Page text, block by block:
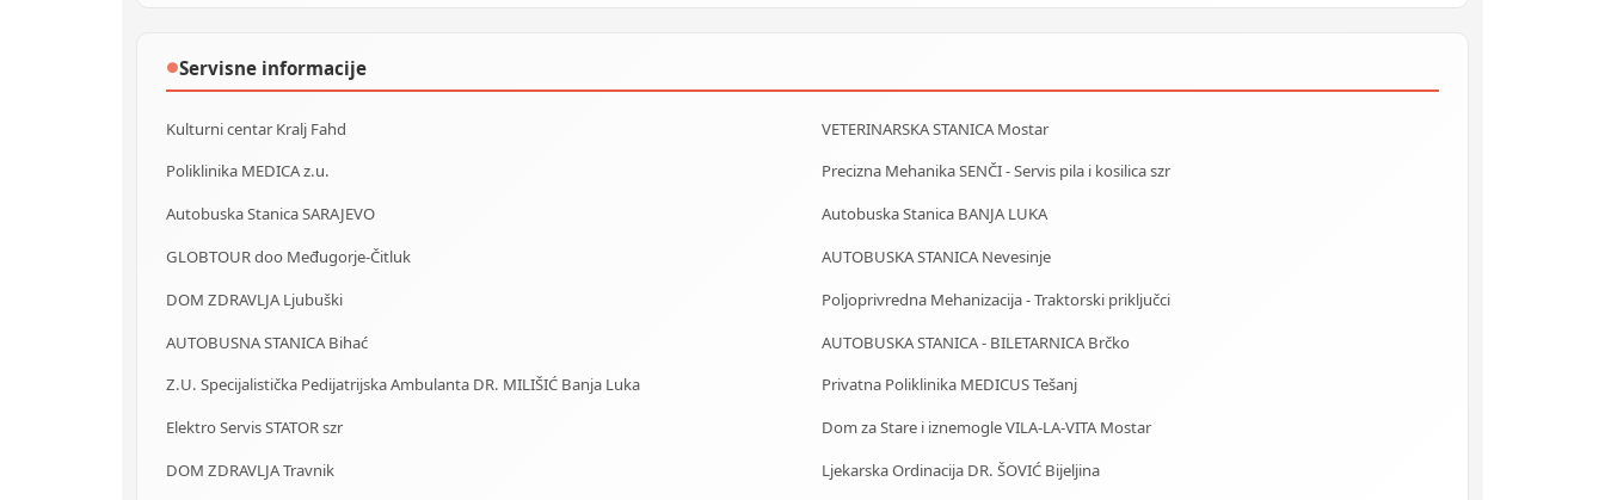
●Servisne informacije
Kulturni centar Kralj Fahd
VETERINARSKA STANICA Mostar
Poliklinika MEDICA z.u.
Precizna Mehanika SENČI - Servis pila i kosilica szr
Autobuska Stanica SARAJEVO
Autobuska Stanica BANJA LUKA
GLOBTOUR doo Međugorje-Čitluk
AUTOBUSKA STANICA Nevesinje
DOM ZDRAVLJA Ljubuški
Poljoprivredna Mehanizacija - Traktorski priključci
AUTOBUSNA STANICA Bihać
AUTOBUSKA STANICA - BILETARNICA Brčko
Z.U. Specijalistička Pedijatrijska Ambulanta DR. MILIŠIĆ Banja Luka
Privatna Poliklinika MEDICUS Tešanj
Elektro Servis STATOR szr
Dom za Stare i iznemogle VILA-LA-VITA Mostar
DOM ZDRAVLJA Travnik
Ljekarska Ordinacija DR. ŠOVIĆ Bijeljina